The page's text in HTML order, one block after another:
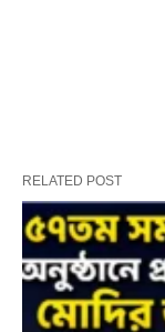
RELATED POST